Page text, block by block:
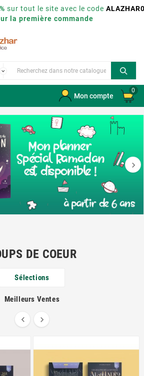
sur tout le site avec le code
la première commande
Mon compte
0

DE COEUR
Sélections
Meilleurs Ventes
 